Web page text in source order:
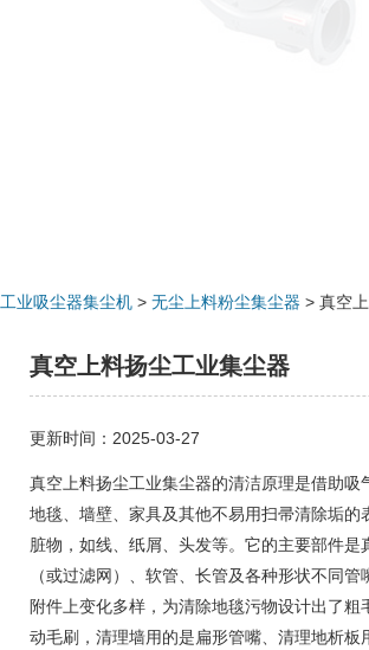
工业吸尘器集尘机 > 无尘上料粉尘集尘器 > 真空
真空上料扬尘工业集尘器
更新时间：2025-03-27
真空上料扬尘工业集尘器的清洁原理是借助吸
地毯、墙壁、家具及其他不易用扫帚清除垢的
脏物，如线、纸屑、头发等。它的主要部件是
（或过滤网）、软管、长管及各种形状不同
附件上变化多样，为清除地毯污物设计出了粗
动毛刷，清理墙用的是扁形管嘴、清理地析板